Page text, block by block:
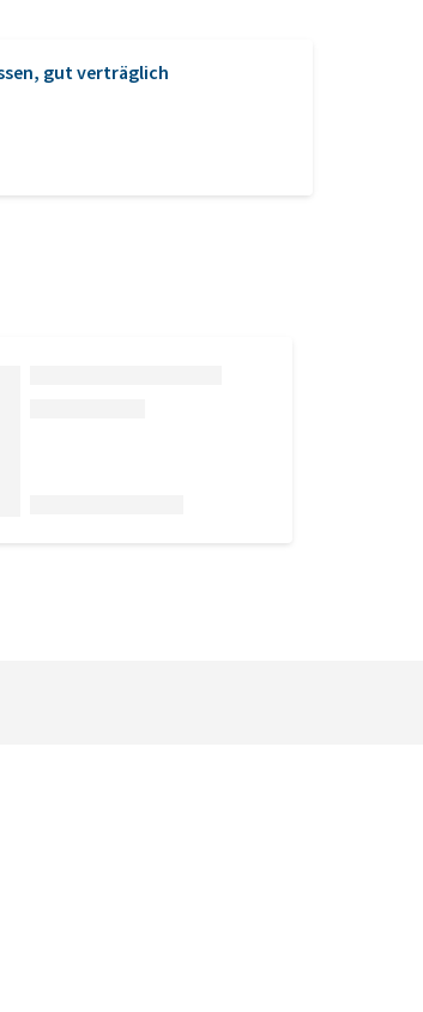
gut verträglich